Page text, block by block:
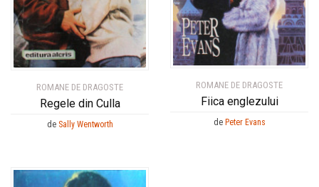
ROMANE DE DRAGOSTE
Regele din Culla
de Sally Wentworth
ROMANE DE DRAGOSTE
Fiica englezului
de Peter Evans